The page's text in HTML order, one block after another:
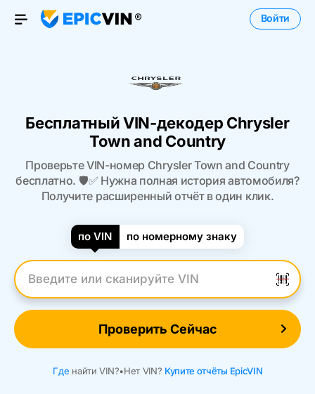
Open Menu
Войти
Бесплатный VIN-декодер Chrysler
Town and Country
Проверьте VIN-номер Chrysler Town and Country
бесплатно. 🛡️✅ Нужна полная история автомобиля?
Получите расширенный отчёт в один клик.
по VIN по номерному знаку
Введите VIN
Проверить Сейчас
Где найти VIN?•Нет VIN? Купите отчёты EpicVIN